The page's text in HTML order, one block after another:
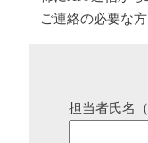
ご連絡の必要な
担当者氏名